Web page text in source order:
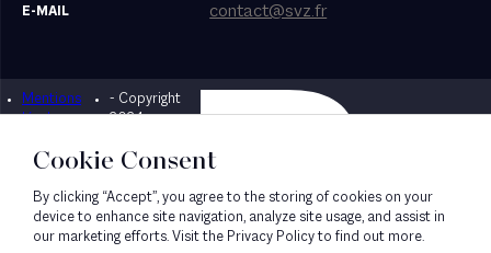
E-MAIL contact@svz.fr
Mentions
légales
- Copyright
2024
Designed by Bonhomme
Cookie Consent
By clicking “Accept”, you agree to the storing of cookies on your
device to enhance site navigation, analyze site usage, and assist in
our marketing efforts. Visit the Privacy Policy to find out more.